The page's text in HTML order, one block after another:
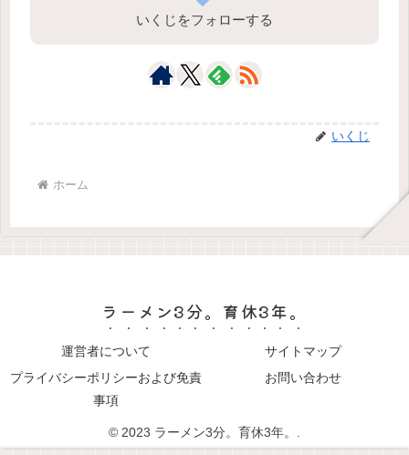
いくじをフォローする
いくじ
ホーム
ラーメン3分。育休3年。
運営者について
サイトマップ
プライバシーポリシーおよび免責
事項
お問い合わせ
© 2023 ラーメン3分。育休3年。.